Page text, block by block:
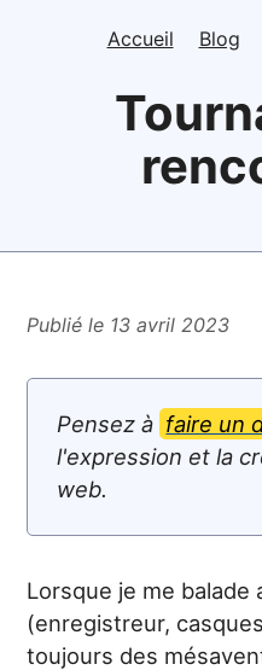
Accueil Blog
Publié le 13 avril 2023
Pensez à faire un
l'expression et la
web.
Lorsque je me balade
(enregistreur,
toujours des